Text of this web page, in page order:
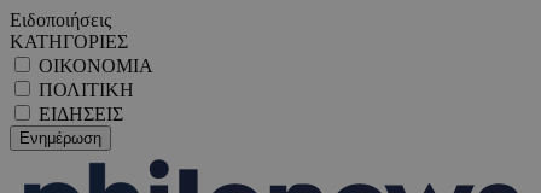
Ειδοποιήσεις
ΚΑΤΗΓΟΡΙΕΣ
ΟΙΚΟΝΟΜΙΑ
ΠΟΛΙΤΙΚΗ
ΕΙΔΗΣΕΙΣ